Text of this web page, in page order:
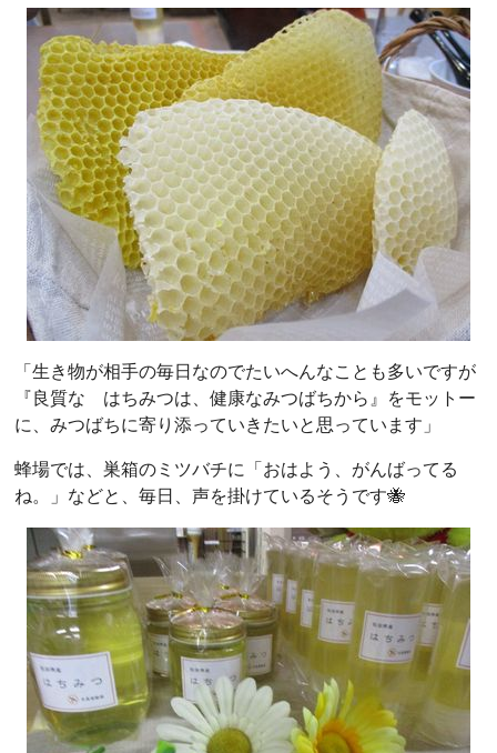
「生き物が相手の毎日なのでたいへんなことも多いですが
『良質な はちみつは、健康なみつばちから』をモットー
に、みつばちに寄り添っていきたいと思っています」
蜂場では、巣箱のミツバチに「おはよう、がんばってる
ね。」などと、毎日、声を掛けているそうです🐝